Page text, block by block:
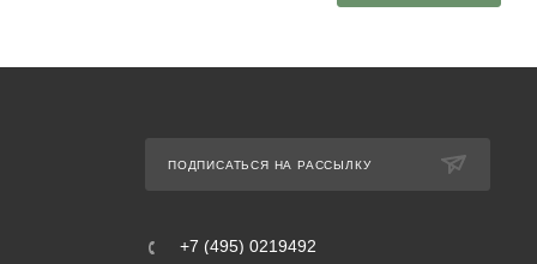
ПОДПИСАТЬСЯ НА РАССЫЛКУ
+7 (495) 0219492